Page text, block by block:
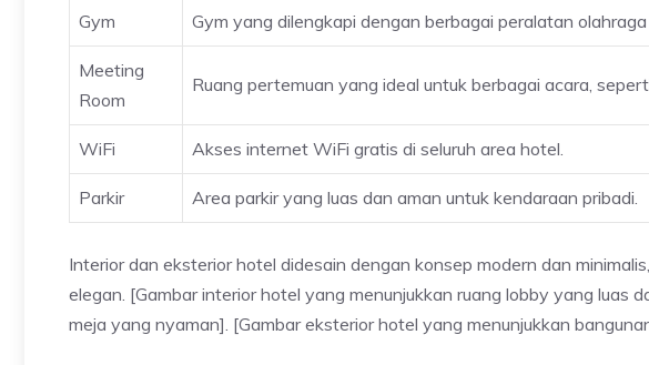
Gym Gym yang dilengkapi dengan berbagai peralatan
Meeting
Room
Ruang pertemuan yang ideal untuk berbagai acara,
WiFi Akses internet WiFi gratis di seluruh area hotel.
Parkir Area parkir yang luas dan aman untuk kendaraan pribadi.
Interior dan eksterior hotel didesain dengan konsep modern dan
elegan. [Gambar interior hotel yang menunjukkan ruang lobby yang luas
meja yang nyaman]. [Gambar eksterior hotel yang menunjukkan